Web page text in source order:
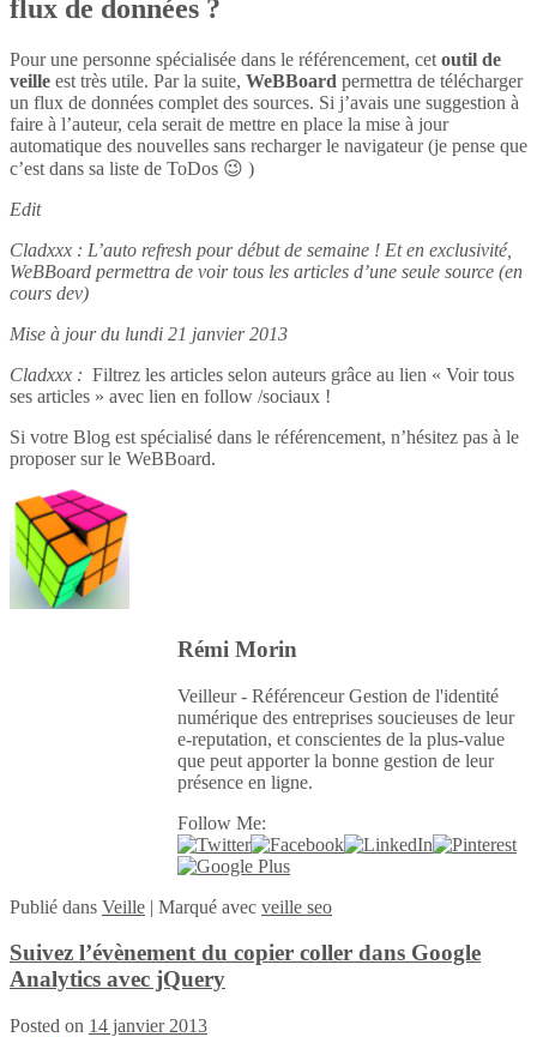
flux de données ?
Pour une personne spécialisée dans le référencement, cet outil de
veille est très utile. Par la suite, WeBBoard permettra de télécharger
un flux de données complet des sources. Si j’avais une suggestion à
faire à l’auteur, cela serait de mettre en place la mise à jour
automatique des nouvelles sans recharger le navigateur (je pense que
c’est dans sa liste de ToDos 😉 )
Edit
Cladxxx : L’auto refresh pour début de semaine ! Et en exclusivité,
WeBBoard permettra de voir tous les articles d’une seule source (en
cours dev)
Mise à jour du lundi 21 janvier 2013
Cladxxx : Filtrez les articles selon auteurs grâce au lien « Voir tous
ses articles » avec lien en follow /sociaux !
Si votre Blog est spécialisé dans le référencement, n’hésitez pas à le
proposer sur le WeBBoard.
Rémi Morin
Veilleur - Référenceur Gestion de l'identité
numérique des entreprises soucieuses de leur
e-reputation, et conscientes de la plus-value
que peut apporter la bonne gestion de leur
présence en ligne.
Follow Me:
Publié dans Veille | Marqué avec veille seo
Suivez l’évènement du copier coller dans Google
Analytics avec jQuery
Posted on 14 janvier 2013